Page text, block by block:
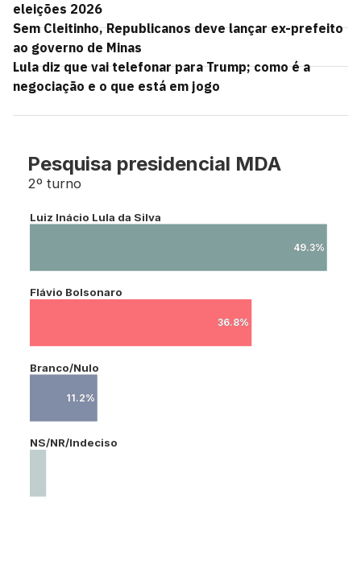
eleições 2026
Sem Cleitinho, Republicanos deve lançar ex-prefeito
ao governo de Minas
Lula diz que vai telefonar para Trump; como é a
negociação e o que está em jogo